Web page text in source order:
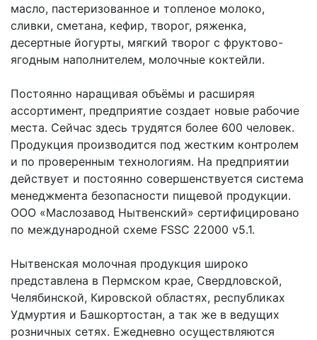
масло, пастеризованное и топленое молоко,
сливки, сметана, кефир, творог, ряженка,
десертные йогурты, мягкий творог с фруктово-
ягодным наполнителем, молочные коктейли.
Постоянно наращивая объёмы и расширяя
ассортимент, предприятие создает новые рабочие
места. Сейчас здесь трудятся более 600 человек.
Продукция производится под жестким контролем
и по проверенным технологиям. На предприятии
действует и постоянно совершенствуется система
менеджмента безопасности пищевой продукции.
ООО «Маслозавод Нытвенский» сертифицировано
по международной схеме FSSC 22000 v5.1.
Нытвенская молочная продукция широко
представлена в Пермском крае, Свердловской,
Челябинской, Кировской областях, республиках
Удмуртия и Башкортостан, а так же в ведущих
розничных сетях. Ежедневно осуществляются